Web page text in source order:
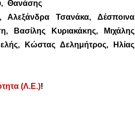
Θανάσης
Αλεξάνδρα Τσανάκα, Δέσποινα
Βασίλης Κυριακάκης, Μιχάλης
Κώστας Δελημήτρος, Ηλίας
(Λ.Ε.)!